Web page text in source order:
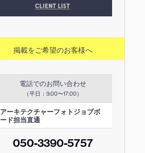
掲載をご希望のお客様へ
電話でのお問い合わせ
（平日： 9:00〜17:00）
アーキテクチャーフォトジョブボ
ード担当直通
050-3390-5757